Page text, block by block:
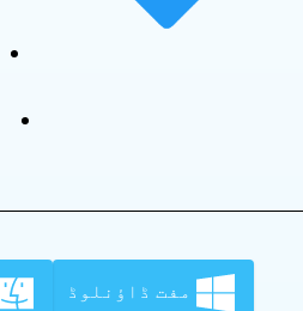
مفت ڈاؤنلوڈ